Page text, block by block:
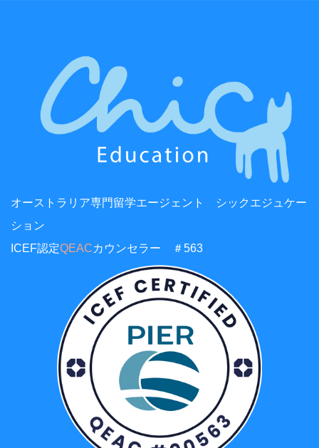
オーストラリア専門留学エージェント シックエジュケー
ション
ICEF認定QEACカウンセラー ＃563